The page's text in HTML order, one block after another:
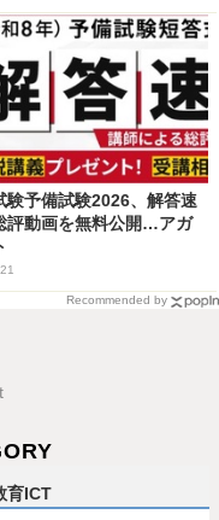
験予備試験2026、解答速
評動画を無料公開…アガ
Recommended by
育ICT